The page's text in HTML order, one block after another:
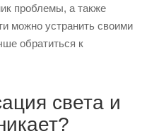
проблемы, а также
можно устранить своими
обратиться к
света и